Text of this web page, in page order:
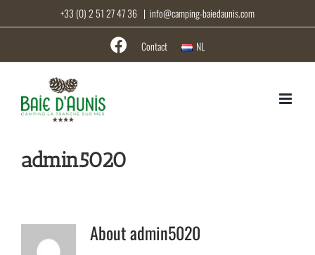
to
+33 (0) 2 51 27 47 36 | info@camping-baiedaunis.com
Contact NL
admin5020
Aboutadmin5020